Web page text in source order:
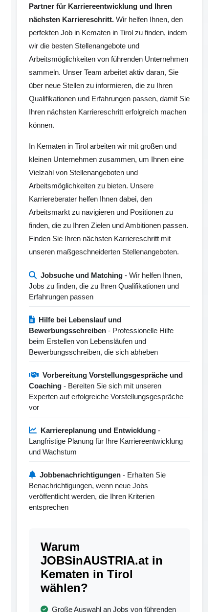
Partner für Karriereentwicklung und Ihren
nächsten Karriereschritt. Wir helfen Ihnen, den
perfekten Job in Kematen in Tirol zu finden, indem
wir die besten Stellenangebote und
Arbeitsmöglichkeiten von führenden Unternehmen
sammeln. Unser Team arbeitet aktiv daran, Sie
über neue Stellen zu informieren, die zu Ihren
Qualifikationen und Erfahrungen passen, damit Sie
Ihren nächsten Karriereschritt erfolgreich machen
können.
In Kematen in Tirol arbeiten wir mit großen und
kleinen Unternehmen zusammen, um Ihnen eine
Vielzahl von Stellenangeboten und
Arbeitsmöglichkeiten zu bieten. Unsere
Karriereberater helfen Ihnen dabei, den
Arbeitsmarkt zu navigieren und Positionen zu
finden, die zu Ihren Zielen und Ambitionen passen.
Finden Sie Ihren nächsten Karriereschritt mit
unseren maßgeschneiderten Stellenangeboten.
Jobsuche und Matching - Wir helfen Ihnen,
Jobs zu finden, die zu Ihren Qualifikationen und
Erfahrungen passen
Hilfe bei Lebenslauf und
Bewerbungsschreiben - Professionelle Hilfe
beim Erstellen von Lebensläufen und
Bewerbungsschreiben, die sich abheben
Vorbereitung Vorstellungsgespräche und
Coaching - Bereiten Sie sich mit unseren
Experten auf erfolgreiche Vorstellungsgespräche
vor
Karriereplanung und Entwicklung -
Langfristige Planung für Ihre Karriereentwicklung
und Wachstum
Jobbenachrichtigungen - Erhalten Sie
Benachrichtigungen, wenn neue Jobs
veröffentlicht werden, die Ihren Kriterien
entsprechen
Warum
JOBSinAUSTRIA.at in
Kematen in Tirol
wählen?
Große Auswahl an Jobs von führenden